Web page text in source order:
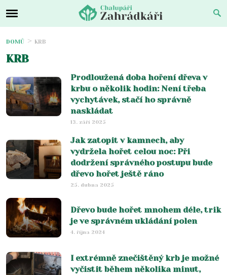
DOMŮ KRB
KRB
Prodloužená doba hoření dřeva v
krbu o několik hodin: Není třeba
vychytávek, stačí ho správně
naskládat
13. září 2025
Jak zatopit v kamnech, aby
vydržela hořet celou noc: Při
dodržení správného postupu bude
dřevo hořet ještě ráno
25. dubna 2025
Dřevo bude hořet mnohem déle, trik
je ve správném ukládání polen
4. října 2024
I extrémně znečištěný krb je možné
vyčistit během několika minut,